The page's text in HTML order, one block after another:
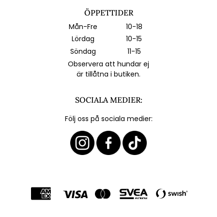
ÖPPETTIDER
Mån-Fre
10-18
Lördag
10-15
Söndag
11-15
Observera att hundar ej
är tillåtna i butiken.
SOCIALA MEDIER:
Följ oss på sociala medier: